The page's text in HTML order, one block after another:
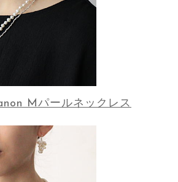
Mパールネックレス